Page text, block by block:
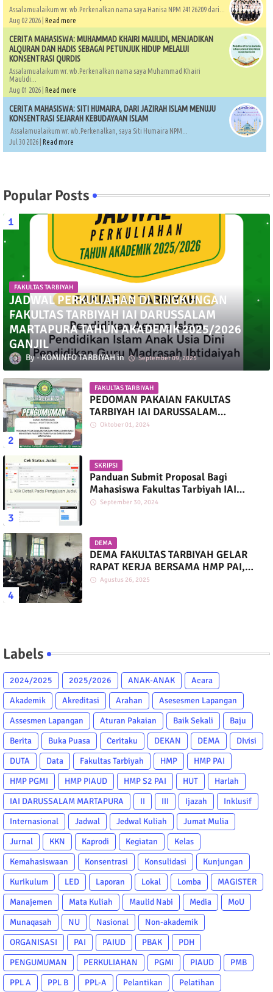
Assalamualaikum wr. wb.Perkenalkan nama saya Hanisa NPM 24126209 dari...
Aug 02 2026 | Read more
CERITA MAHASISWA: MUHAMMAD KHAIRI MAULIDI, MENJADIKAN
ALQURAN DAN HADIS SEBAGAI PETUNJUK HIDUP MELALUI
KONSENTRASI QURDIS
Assalamualaikum wr. wb.Perkenalkan nama saya Muhammad Khairi
Maulidi...
Aug 01 2026 | Read more
CERITA MAHASISWA: SITI HUMAIRA, DARI JAZIRAH ISLAM MENUJU
KONSENTRASI SEJARAH KEBUDAYAAN ISLAM
Assalamualaikum wr. wb.Perkenalkan, saya Siti Humaira NPM...
Jul 30 2026 | Read more
Popular Posts
FAKULTAS TARBIYAH
JADWAL PERKULIAHAN DI LINGKUNGAN
FAKULTAS TARBIYAH IAI DARUSSALAM
MARTAPURA TAHUN AKADEMIK 2025/2026
GANJIL
KOMINFO TARBIYAH September 09, 2025
FAKULTAS TARBIYAH
PEDOMAN PAKAIAN FAKULTAS
TARBIYAH IAI DARUSSALAM
MARTAPURA
Oktober 01, 2024
SKRIPSI
Panduan Submit Proposal Bagi
Mahasiswa Fakultas Tarbiyah IAI
Darussalam
September 30, 2024
DEMA
DEMA FAKULTAS TARBIYAH GELAR
RAPAT KERJA BERSAMA HMP PAI,
PGMI, DAN PIAUD
Agustus 26, 2025
Labels
2024/2025 2025/2026 ANAK-ANAK
Acara
Akademik
Akreditasi Arahan
Asesesmen Lapangan
Assesmen Lapangan
Aturan Pakaian Baik Sekali
Baju
Berita
Buka Puasa Ceritaku DEKAN DEMA
DIvisi
DUTA
Data Fakultas Tarbiyah HMP
HMP PAI
HMP PGMI
HMP PIAUD HMP S2 PAI HUT
Harlah
IAI DARUSSALAM MARTAPURA
II III Ijazah
Inklusif
Internasional
Jadwal Jedwal Kuliah
Jumat Mulia
Jurnal
KKN Kaprodi Kegiatan
Kelas
Kemahasiswaan
Konsentrasi Konsulidasi
Kunjungan
Kurikulum
LED Laporan Lokal Lomba
MAGISTER
Manajemen
Mata Kuliah Maulid Nabi Media
MoU
Munaqasah
NU Nasional
Non-akademik
ORGANISASI
PAI PAIUD PBAK
PDH
PENGUMUMAN
PERKULIAHAN PGMI PIAUD
PMB
PPL A
PPL B PPL-A Pelantikan
Pelatihan